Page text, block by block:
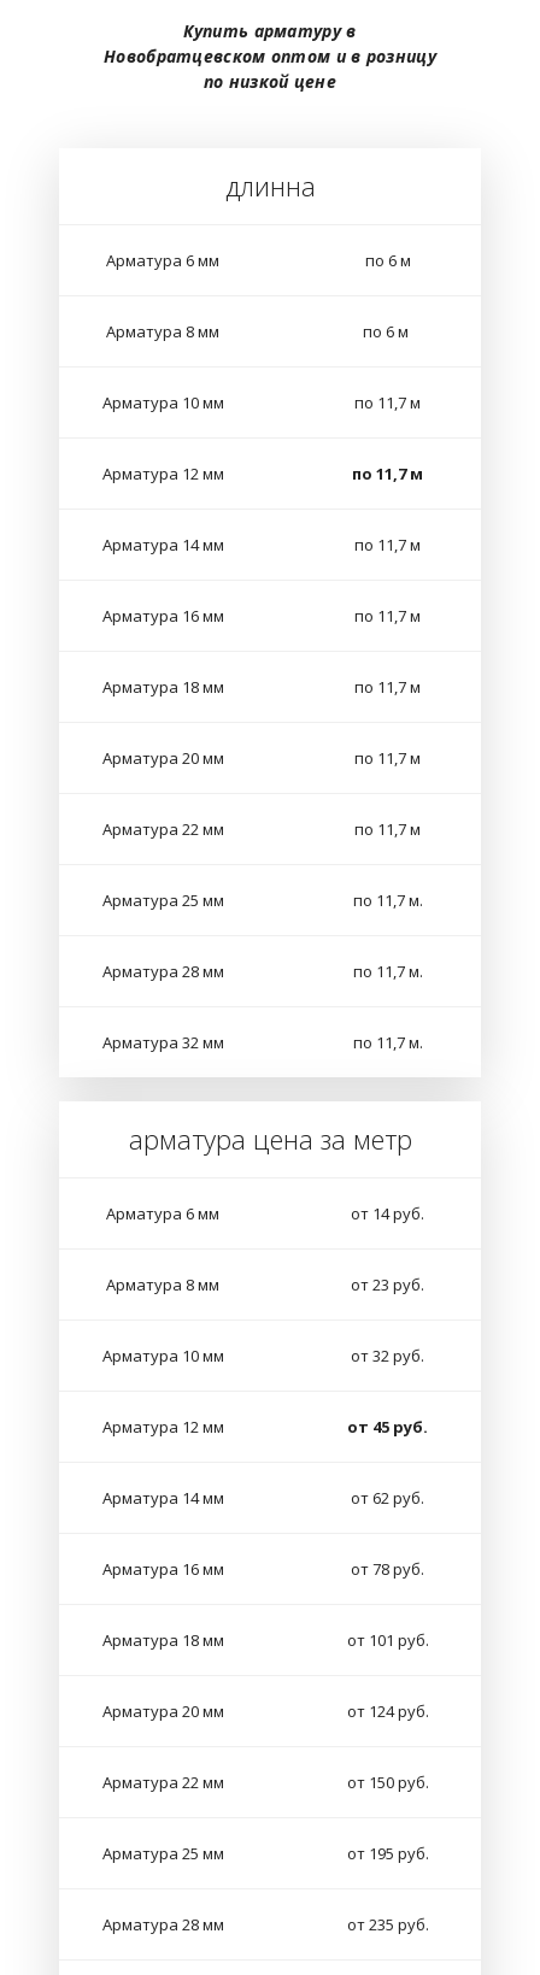
Купить арматуру в
Новобратцевском оптом и в розницу
по низкой цене
длинна
Арматура 6 мм по 6 м
Арматура 8 мм по 6 м
Арматура 10 мм по 11,7 м
Арматура 12 мм по 11,7 м
Арматура 14 мм по 11,7 м
Арматура 16 мм по 11,7 м
Арматура 18 мм по 11,7 м
Арматура 20 мм по 11,7 м
Арматура 22 мм по 11,7 м
Арматура 25 мм по 11,7 м.
Арматура 28 мм по 11,7 м.
Арматура 32 мм по 11,7 м.
арматура цена за метр
Арматура 6 мм от 14 руб.
Арматура 8 мм от 23 руб.
Арматура 10 мм от 32 руб.
Арматура 12 мм от 45 руб.
Арматура 14 мм от 62 руб.
Арматура 16 мм от 78 руб.
Арматура 18 мм от 101 руб.
Арматура 20 мм от 124 руб.
Арматура 22 мм от 150 руб.
Арматура 25 мм от 195 руб.
Арматура 28 мм от 235 руб.